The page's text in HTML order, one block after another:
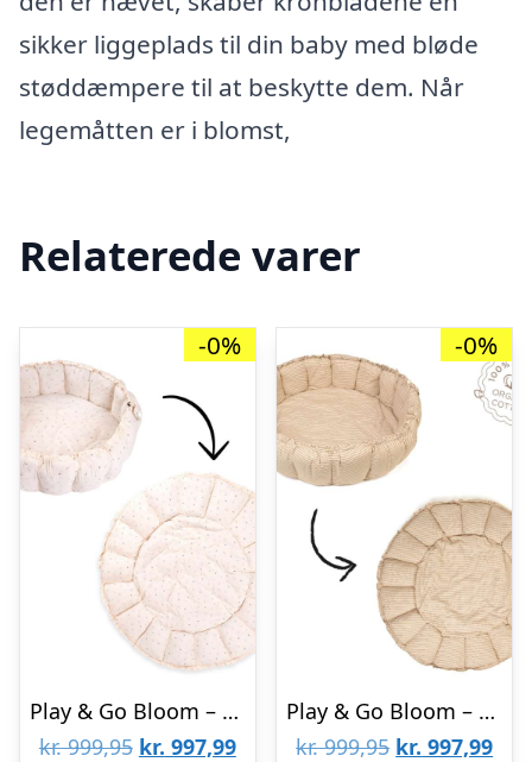
sikker liggeplads til din baby med bløde
støddæmpere til at beskytte dem. Når
legemåtten er i blomst,
Relaterede varer
-0%
Play & Go Bloom – Babynest/Legetæppe – Moon
kr.999,95 Den
kr. 997,99Den
-0%
Play & Go Bloom – Babynest/Legetæppe – Stripes Brown
kr.999,95 Den
kr. 997,99Den